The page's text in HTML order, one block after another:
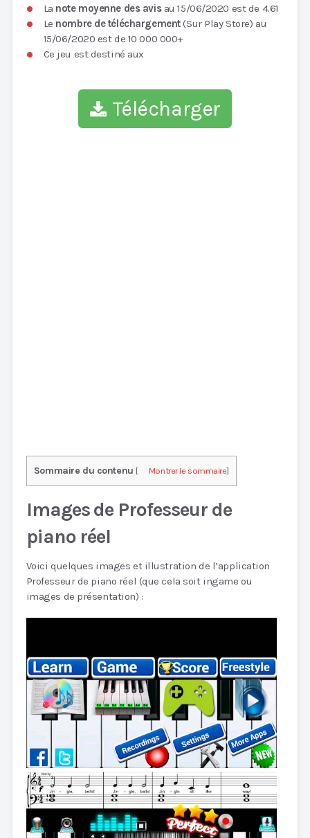
La note moyenne des avisau 15/06/2020 est de 4.61
Le nombre de téléchargement(Sur Play Store) au
15/06/2020 est de 10 000 000+
Ce jeu est destiné aux
Télécharger
Sommaire du contenu [ Montrer le sommaire]
Images de Professeur de
piano réel
Voici quelques images et illustration de l’application
Professeur de piano réel (que cela soit ingame ou
images de présentation) :